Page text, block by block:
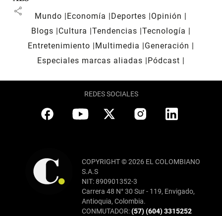
share Mundo Economía Deportes
Opinión
Blogs
Cultura Tendencias Tecnología
Entretenimiento
Multimedia
Generación
Especiales marcas aliadas
Pódcast
REDES SOCIALES
COPYRIGHT © 2026 EL COLOMBIANO
S.A.S
NIT: 890901352-3
Carrera 48 N° 30 Sur - 119, Envigado,
Antioquia, Colombia.
CONMUTADOR:(57) (604) 3315252